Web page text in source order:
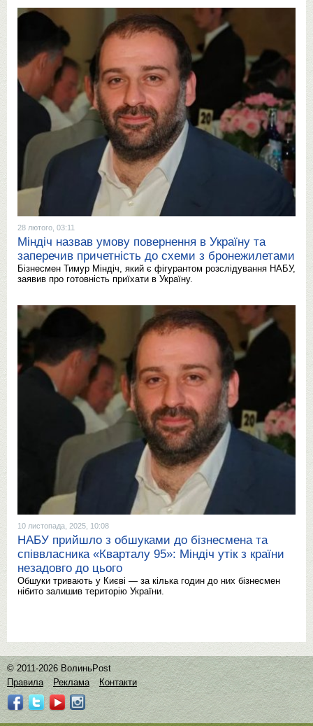
28 лютого, 03:11
Міндіч назвав умову повернення в Україну та
заперечив причетність до схеми з бронежилетами
Бізнесмен Тимур Міндіч, який є фігурантом розслідування НАБУ,
заявив про готовність приїхати в Україну.
10 листопада, 2025, 10:08
НАБУ прийшло з обшуками до бізнесмена та
співвласника «Кварталу 95»: Міндіч утік з країни
незадовго до цього
Обшуки тривають у Києві — за кілька годин до них бізнесмен
нібито залишив територію України.
© 2011-2026 ВолиньPost
Правила
Реклама Контакти